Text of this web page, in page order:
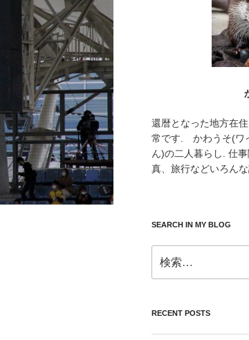
還暦となった地方在
常です. かわうそ(ワ
ん)の二人暮らし. 仕
真、旅行などいろん
SEARCH IN MY BLOG
索:
RECENT POSTS